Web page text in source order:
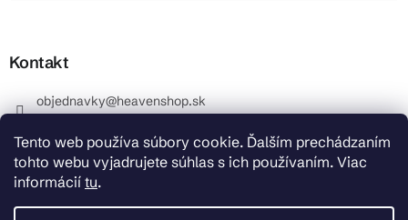
Tento web používa súbory cookie. Ďalším prechádzaním
tohto webu vyjadrujete súhlas s ich používaním. Viac
informácií tu.
Kontakt
objednavky@heavenshop.sk
_Info objednávky : +421 914 399 399 Pracovné dni od
8.00 hod. do 12.00 . REKLAMÁCIE : +421 914 399 399
HeavenShop.sk
HeavenShop.sk